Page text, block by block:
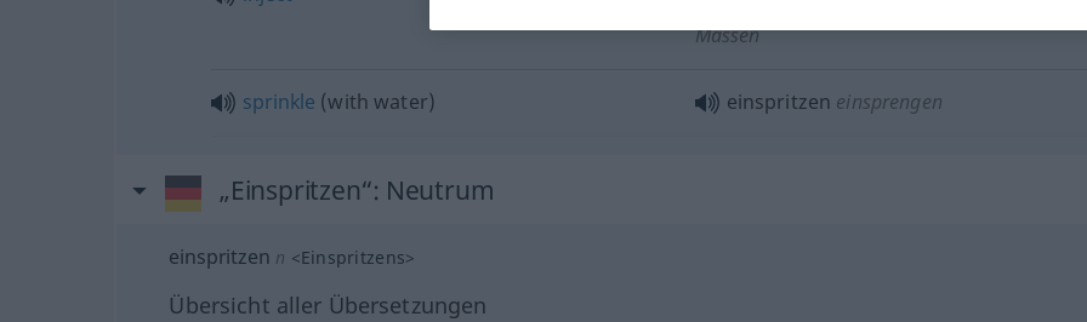
Massen
sprinkle (with water) einspritzen einsprengen
„Einspritzen“: Neutrum
einspritzen n <Einspritzens>
Übersicht aller Übersetzungen